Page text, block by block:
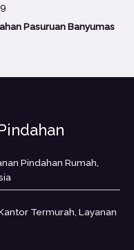
Pasuruan Banyumas
Pindahan Rumah,
Termurah, Layanan